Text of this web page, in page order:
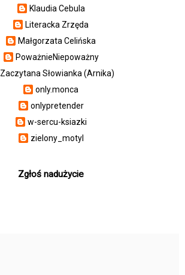
Klaudia Cebula
Literacka Zrzęda
Małgorzata Celińska
PoważnieNiepoważny
Zaczytana Słowianka (Arnika)
only.monca
onlypretender
w-sercu-ksiazki
zielony_motyl
Zgłoś nadużycie